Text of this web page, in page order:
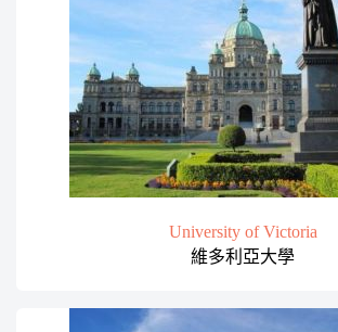
University of Victoria
維多利亞大學